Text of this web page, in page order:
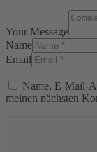
Your Message
Name
Email
Name, E-Mail-
meinen nächsten